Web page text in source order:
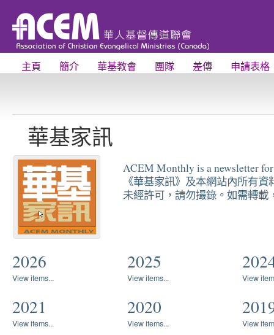
主頁 簡介 華基教會 團隊 差傳 申請表格
華基家訊
ACEM Monthly is a newsletter
《華基家訊》及本網站內所有
未經許可，請勿撮錄。如需轉
2026
View items...
2025
View items... View
2021
View items...
2020
View items... View